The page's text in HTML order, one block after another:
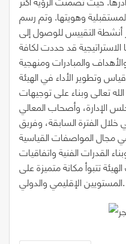
وهويتها. وتم رسم
أنشطة التقييس للوصول إلى
الاستراتيجية قد حددت لكافة
والمبادرات ومنهجية
تعالى وبناء على توجيهات
الإدارة، وأصحاب المعالي
الفترة السابقة، وفريق
مجال المواصفات القياسية
القدرات الفنية واتفاقيات
تتبوأ مكانة متميزة على
المستويين الإقليمي والدولي.